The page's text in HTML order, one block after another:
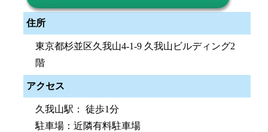
住所
東京都杉並区久我山4-1-9 久我山ビルディング2
階
アクセス
久我山駅： 徒歩1分
駐車場：近隣有料駐車場